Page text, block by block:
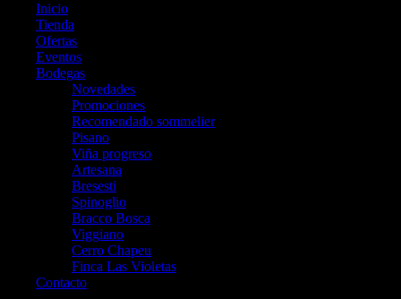
Inicio
Tienda
Ofertas
Eventos
Bodegas
Novedades
Promociones
Recomendado sommelier
Pisano
Viña progreso
Artesana
Bresesti
Spinoglio
Bracco Bosca
Viggiano
Cerro Chapeu
Finca Las Violetas
Contacto